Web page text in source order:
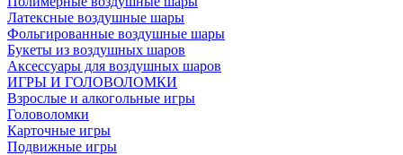
Латексные воздушные шары
Фольгированные воздушные шары
Букеты из воздушных шаров
Аксессуары для воздушных шаров
ИГРЫ И ГОЛОВОЛОМКИ
Взрослые и алкогольные игры
Головоломки
Карточные игры
Подвижные игры